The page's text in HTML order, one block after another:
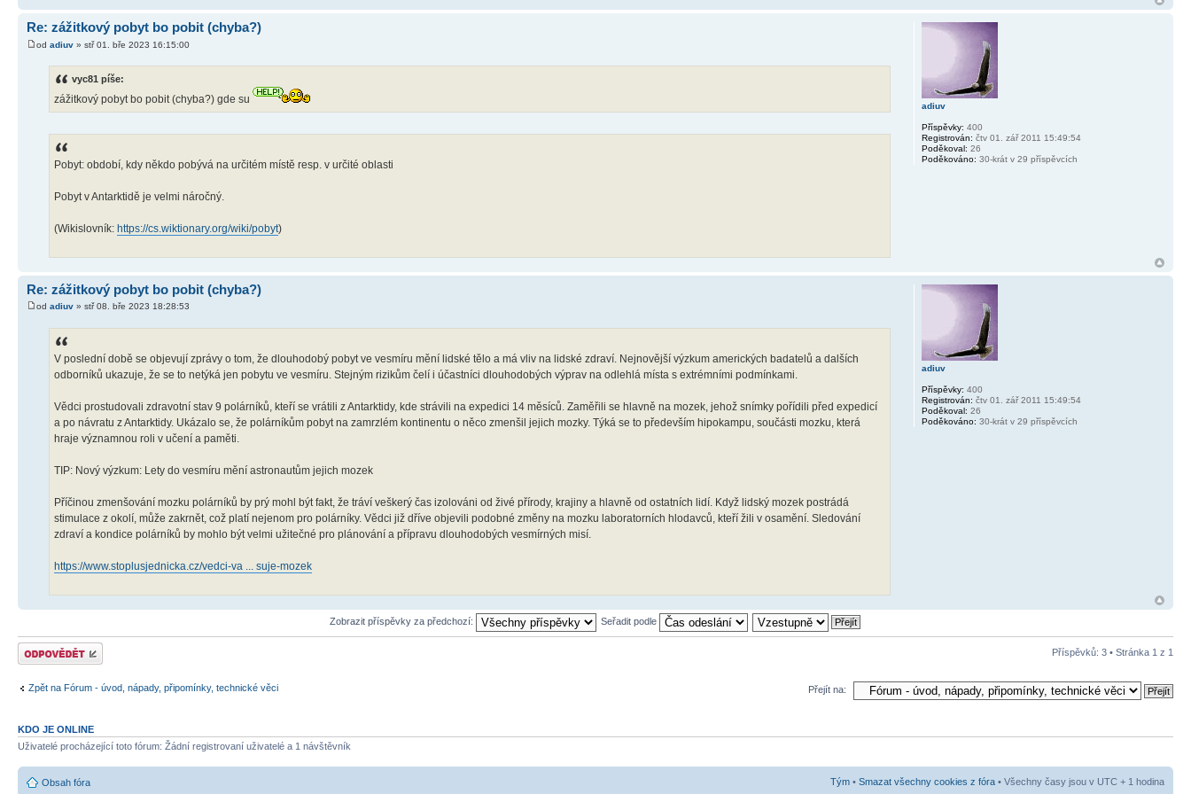
Re: zážitkový pobyt bo pobit (chyba?)
od adiuv » stř 01. bře 2023 16:15:00
vyc81 píše:
zážitkový pobyt bo pobit (chyba?) gde su
Pobyt: období, kdy někdo pobývá na určitém místě resp. v určité oblasti
Pobyt v Antarktidě je velmi náročný.
(Wikislovník: https://cs.wiktionary.org/wiki/pobyt)
adiuv
Příspěvky: 400
Registrován: čtv 01. zář 2011 15:49:54
Poděkoval: 26
Poděkováno: 30-krát v 29 příspěvcích
Re: zážitkový pobyt bo pobit (chyba?)
od adiuv » stř 08. bře 2023 18:28:53
V poslední době se objevují zprávy o tom, že dlouhodobý pobyt ve vesmíru mění lidské tělo a má vliv na lidské zdraví. Nejnovější výzkum amerických badatelů a dalších
odborníků ukazuje, že se to netýká jen pobytu ve vesmíru. Stejným rizikům čelí i účastníci dlouhodobých výprav na odlehlá místa s extrémními podmínkami.
Vědci prostudovali zdravotní stav 9 polárníků, kteří se vrátili z Antarktidy, kde strávili na expedici 14 měsíců. Zaměřili se hlavně na mozek, jehož snímky pořídili před expedicí
a po návratu z Antarktidy. Ukázalo se, že polárníkům pobyt na zamrzlém kontinentu o něco zmenšil jejich mozky. Týká se to především hipokampu, součásti mozku, která
hraje významnou roli v učení a paměti.
TIP: Nový výzkum: Lety do vesmíru mění astronautům jejich mozek
Příčinou zmenšování mozku polárníků by prý mohl být fakt, že tráví veškerý čas izolováni od živé přírody, krajiny a hlavně od ostatních lidí. Když lidský mozek postrádá
stimulace z okolí, může zakrnět, což platí nejenom pro polárníky. Vědci již dříve objevili podobné změny na mozku laboratorních hlodavců, kteří žili v osamění. Sledování
zdraví a kondice polárníků by mohlo být velmi užitečné pro plánování a přípravu dlouhodobých vesmírných misí.
https://www.stoplusjednicka.cz/vedci-va ... suje-mozek
adiuv
Příspěvky: 400
Registrován: čtv 01. zář 2011 15:49:54
Poděkoval: 26
Poděkováno: 30-krát v 29 příspěvcích
Zobrazit příspěvky za předchozí: Seřadit podle
Odeslat odpověď Příspěvků: 3 • Stránka 1 z 1
Zpět na Fórum - úvod, nápady, připomínky, technické věci Přejít na:
KDO JE ONLINE
Uživatelé procházející toto fórum: Žádní registrovaní uživatelé a 1 návštěvník
Obsah fóra Tým • Smazat všechny cookies z fóra • Všechny časy jsou v UTC + 1 hodina